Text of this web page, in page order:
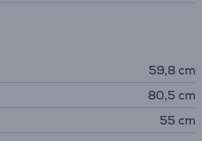
59,8 cm
80,5 cm
55 cm